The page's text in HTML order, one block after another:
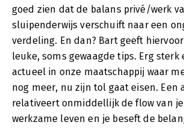
goed zien dat de balans privé/werk
sluipenderwijs verschuift naar een
verdeling. En dan? Bart geeft
leuke, soms gewaagde tips. Erg sterk
actueel in onze maatschappij waar
nog meer, nu zijn tol gaat eisen. Een
relativeert onmiddellijk de flow van je
werkzame leven en je beseft de